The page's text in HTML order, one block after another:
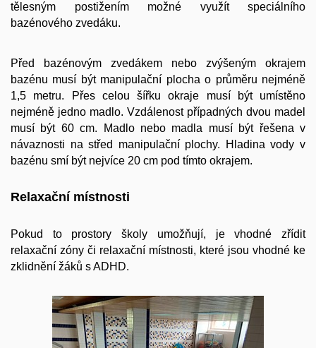
tělesným postižením možné využít speciálního
bazénového zvedáku.
Před bazénovým zvedákem nebo zvýšeným okrajem
bazénu musí být manipulační plocha o průměru nejméně
1,5 metru. Přes celou šířku okraje musí být umístěno
nejméně jedno madlo. Vzdálenost případných dvou madel
musí být 60 cm. Madlo nebo madla musí být řešena v
návaznosti na střed manipulační plochy. Hladina vody v
bazénu smí být nejvíce 20 cm pod tímto okrajem.
Relaxační místnosti
Pokud to prostory školy umožňují, je vhodné zřídit
relaxační zóny či relaxační místnosti, které jsou vhodné ke
zklidnění žáků s ADHD.